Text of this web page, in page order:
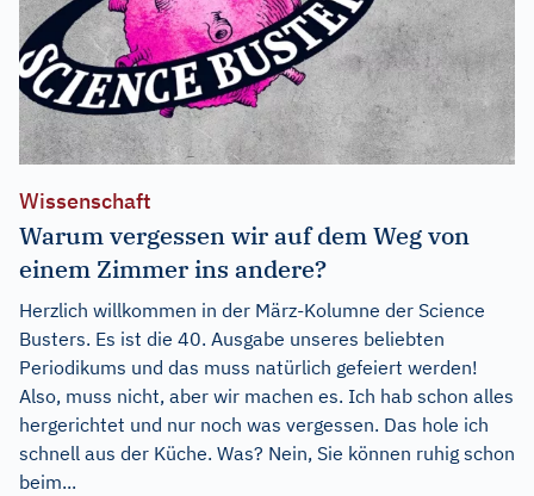
Wissenschaft
Warum vergessen wir auf dem Weg von
einem Zimmer ins andere?
Herzlich willkommen in der März-Kolumne der Science
Busters. Es ist die 40. Ausgabe unseres beliebten
Periodikums und das muss natürlich gefeiert werden!
Also, muss nicht, aber wir machen es. Ich hab schon alles
hergerichtet und nur noch was vergessen. Das hole ich
schnell aus der Küche. Was? Nein, Sie können ruhig schon
beim...